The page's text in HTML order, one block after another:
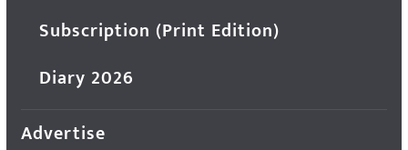
Subscription (Print Edition)
Diary 2026
Advertise